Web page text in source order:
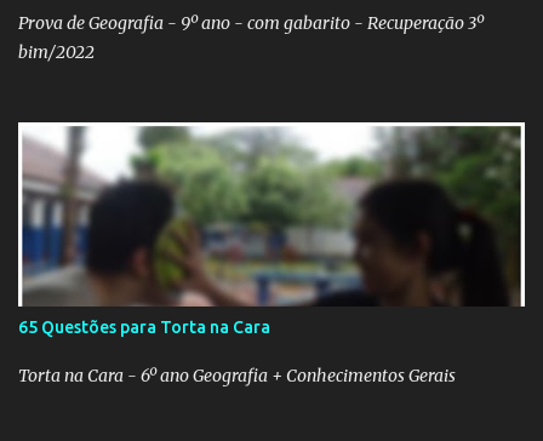
arquivos armazenados em cas...
Prova de Geografia - 9º ano - com gabarito - Recuperação 3º
bim/2022
65 Questões para Torta na Cara
Torta na Cara - 6º ano Geografia + Conhecimentos Gerais